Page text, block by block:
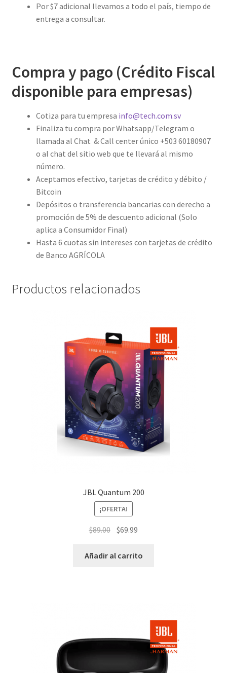
Por $7 adicional llevamos a todo el país, tiempo de
entrega a consultar.
Compra y pago (Crédito Fiscal
disponible para empresas)
Cotiza para tu empresa info@tech.com.sv
Finaliza tu compra por Whatsapp/Telegram o
llamada al Chat & Call center único +503 60180907
o al chat del sitio web que te llevará al mismo
número.
Aceptamos efectivo, tarjetas de crédito y débito /
Bitcoin
Depósitos o transferencia bancarias con derecho a
promoción de 5% de descuento adicional (Solo
aplica a Consumidor Final)
Hasta 6 cuotas sin intereses con tarjetas de crédito
de Banco AGRÍCOLA
Productos relacionados
JBL Quantum 200
¡OFERTA!
$89.00 El
original
$69.99
actual
Añadir al carrito